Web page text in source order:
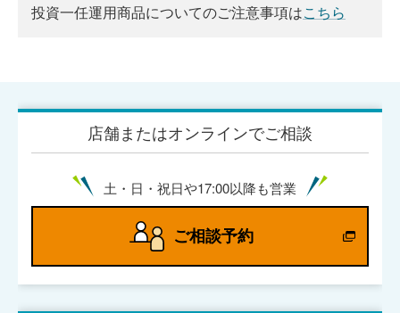
投資一任運用商品についてのご注意事項はこちら
店舗またはオンラインでご相談
土・日・祝日や17:00以降も営業
ご相談予約